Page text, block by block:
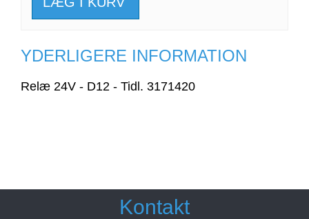
YDERLIGERE INFORMATION
Relæ 24V - D12 - Tidl. 3171420
Kontakt